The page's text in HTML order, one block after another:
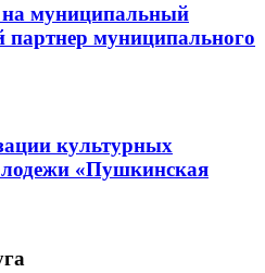
муниципальный
муниципального
культурных
«Пушкинская